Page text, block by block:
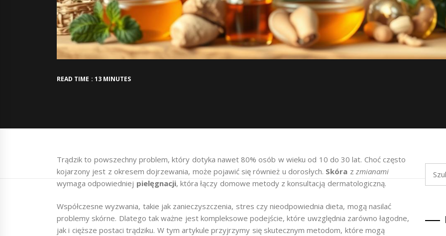
READ TIME : 13 MINUTES
Trądzik to powszechny problem, który dotyka nawet 80% osób w wieku od 10 do 30 lat. Choć często
kojarzony jest z okresem dojrzewania, może pojawić się również u dorosłych. Skóra z zmianami
wymaga odpowiedniej pielęgnacji, która łączy domowe metody z konsultacją dermatologiczną.
Współczesne wyzwania, takie jak zanieczyszczenia, stres czy nieodpowiednia dieta, mogą nasilać
problemy skórne. Dlatego tak ważne jest kompleksowe podejście, które uwzględnia zarówno łagodne,
jak i cięższe postaci trądziku. W tym artykule przyjrzymy się skutecznym metodom, które mogą